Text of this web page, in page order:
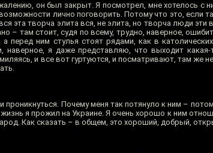
он был закрыт. Я посмотрел, мне хотелось с
лично поговорить. Потому что это, если
эта творча элита вся, не элита, но творча люди эти
– там стоит, судя по всему, трудно, наверное,
перед ним стулья стоят рядами, как в
наверное, я даже представляю, что выходит
и все вот гуртуются, и посматривают, там же
проникнуться. Почему меня так потянуло к ним –
я прожил на Украине. Я очень хорошо к ним
Как сказать – в общем, это хороший, добрый,